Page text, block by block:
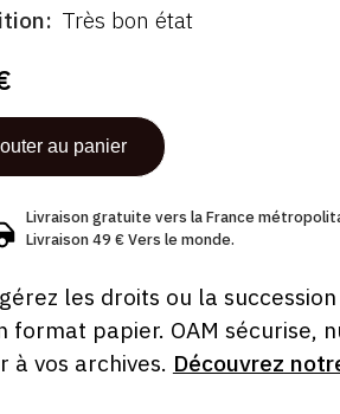
Très bon état
Livraison gratuite vers la France
Livraison 49 € Vers le monde.
les droits ou la
format papier. OAM sécurise,
à vos archives. Découvrez